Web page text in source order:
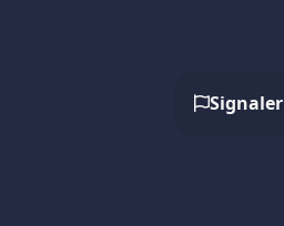
Signaler